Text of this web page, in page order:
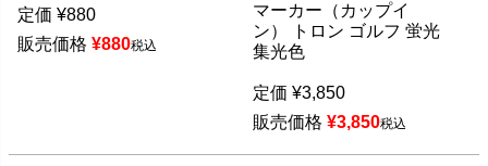
定価 ¥880
販売価格 ¥880税込
マーカー（カップイ
ン） トロン ゴルフ 蛍光
集光色
定価 ¥3,850
販売価格 ¥3,850税込